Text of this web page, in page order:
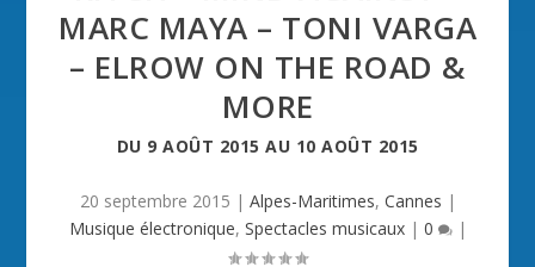
MARC MAYA – TONI VARGA
– ELROW ON THE ROAD &
MORE
DU 9 AOÛT 2015 AU 10 AOÛT 2015
20 septembre 2015 | Alpes-Maritimes, Cannes |
Musique électronique, Spectacles musicaux| 0 |